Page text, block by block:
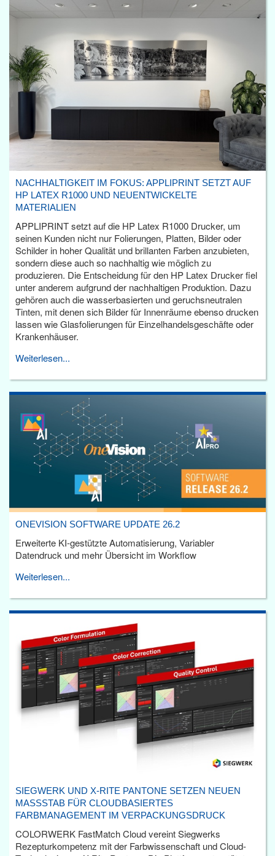
NACHHALTIGKEIT IM FOKUS: APPLIPRINT SETZT AUF
HP LATEX R1000 UND NEUENTWICKELTE
MATERIALIEN
APPLIPRINT setzt auf die HP Latex R1000 Drucker, um
seinen Kunden nicht nur Folierungen, Platten, Bilder oder
Schilder in hoher Qualität und brillanten Farben anzubieten,
sondern diese auch so nachhaltig wie möglich zu
produzieren. Die Entscheidung für den HP Latex Drucker fiel
unter anderem aufgrund der nachhaltigen Produktion. Dazu
gehören auch die wasserbasierten und geruchsneutralen
Tinten, mit denen sich Bilder für Innenräume ebenso drucken
lassen wie Glasfolierungen für Einzelhandelsgeschäfte oder
Krankenhäuser.
Weiterlesen...
ONEVISION SOFTWARE UPDATE 26.2
Erweiterte KI-gestützte Automatisierung, Variabler
Datendruck und mehr Übersicht im Workflow
Weiterlesen...
SIEGWERK UND X-RITE PANTONE SETZEN NEUEN
MASSSTAB FÜR CLOUDBASIERTES F
ARBMANAGEMENT IM VERPACKUNGSDRUCK
COLORWERK FastMatch Cloud vereint Siegwerks
Rezepturkompetenz mit der Farbwissenschaft und Cloud-